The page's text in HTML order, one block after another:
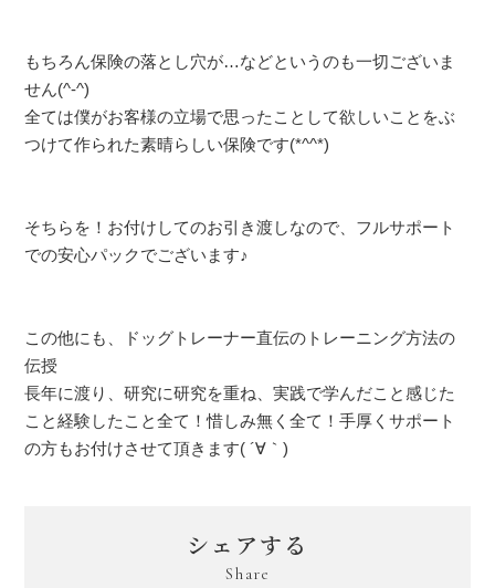
もちろん保険の落とし穴が…などというのも一切ございま
せん(^-^)
全ては僕がお客様の立場で思ったことして欲しいことをぶ
つけて作られた素晴らしい保険です(*^^*)
そちらを！お付けしてのお引き渡しなので、フルサポート
での安心パックでございます♪
この他にも、ドッグトレーナー直伝のトレーニング方法の
伝授
長年に渡り、研究に研究を重ね、実践で学んだこと感じた
こと経験したこと全て！惜しみ無く全て！手厚くサポート
の方もお付けさせて頂きます( ´∀｀)
シェアする
Share